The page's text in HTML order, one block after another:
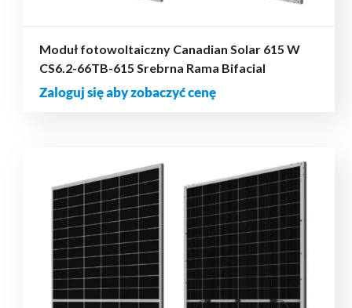
Moduł fotowoltaiczny Canadian Solar 615 W
CS6.2-66TB-615 Srebrna Rama Bifacial
Zaloguj się aby zobaczyć cenę